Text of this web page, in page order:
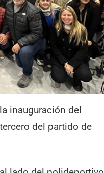
inauguración del
del partido de